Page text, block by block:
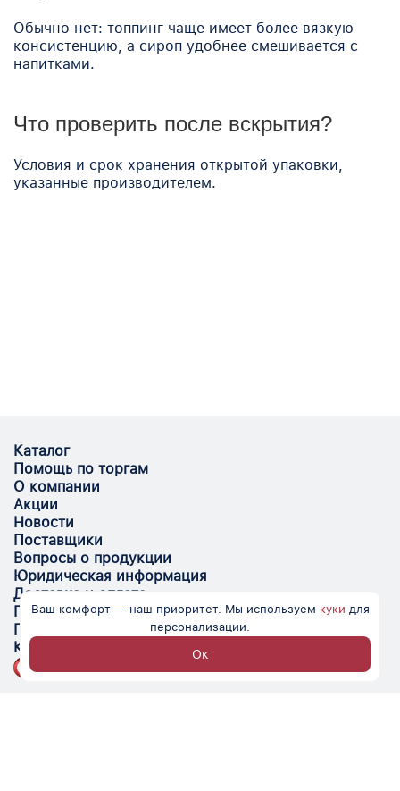
Обычно нет: топпинг чаще имеет более вязкую
консистенцию, а сироп удобнее смешивается с
напитками.
Что проверить после вскрытия?
Условия и срок хранения открытой упаковки,
указанные производителем.
Каталог
Помощь по торгам
О компании
Акции
Новости
Поставщики
Вопросы о продукции
Юридическая информация
Доставка и оплата
Поставщикам
Помощь
Контакты
Ваш комфорт — наш приоритет. Мы используем куки для
персонализации.
Ок